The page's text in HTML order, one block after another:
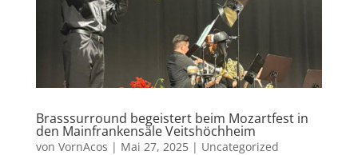
Brasssurround begeistert beim Mozartfest in
den Mainfrankensäle Veitshöchheim
von VornAcos | Mai 27, 2025| Uncategorized